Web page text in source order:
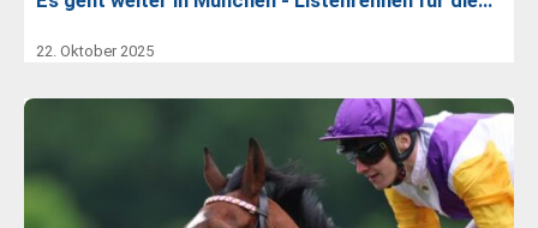
22. Oktober 2025